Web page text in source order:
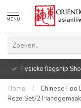
MENU
Fysieke flagship
Home /
Chinese
Roze Set/2